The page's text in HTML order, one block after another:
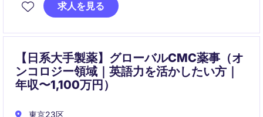
性を身につけられます。
求人を見る
【日系大手製薬】グローバルCMC薬事（オ
ンコロジー領域｜英語力を活かしたい方｜
年収〜1,100万円）
東京23区